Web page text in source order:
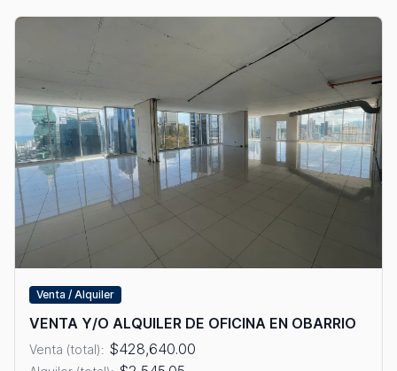
Venta / Alquiler
VENTA Y/O ALQUILER DE OFICINA EN OBARRIO
Venta (total): $428,640.00